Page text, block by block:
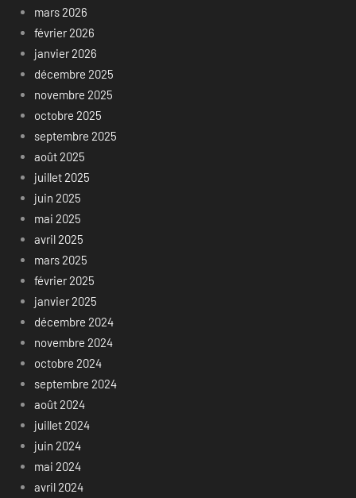
mars 2026
février 2026
janvier 2026
décembre 2025
novembre 2025
octobre 2025
septembre 2025
août 2025
juillet 2025
juin 2025
mai 2025
avril 2025
mars 2025
février 2025
janvier 2025
décembre 2024
novembre 2024
octobre 2024
septembre 2024
août 2024
juillet 2024
juin 2024
mai 2024
avril 2024